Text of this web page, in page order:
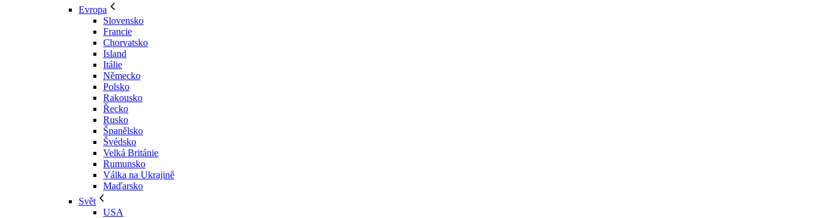
Evropa
Slovensko
Francie
Chorvatsko
Island
Itálie
Německo
Polsko
Rakousko
Řecko
Rusko
Španělsko
Švédsko
Velká Británie
Rumunsko
Válka na Ukrajině
Maďarsko
Svět
USA